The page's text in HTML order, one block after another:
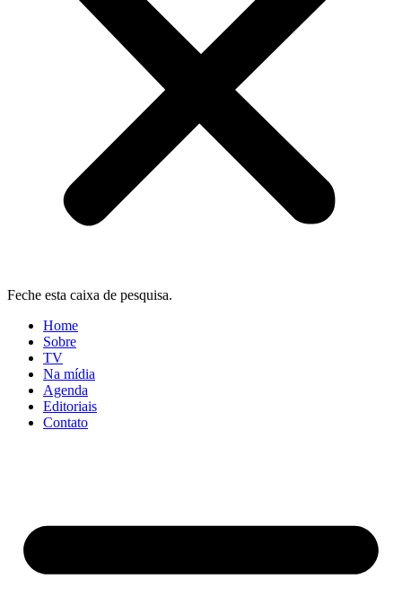
Feche esta caixa de pesquisa.
Home
Sobre
TV
Na mídia
Agenda
Editoriais
Contato